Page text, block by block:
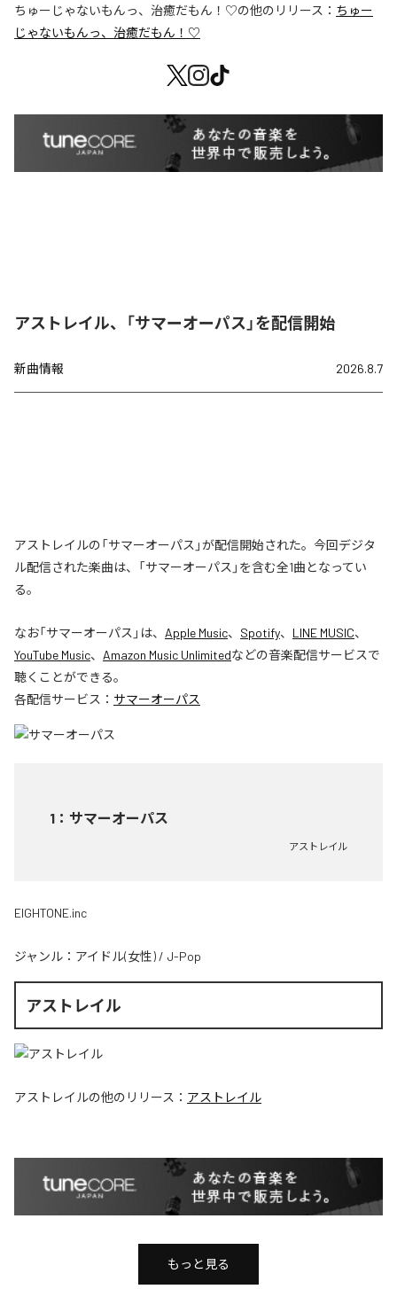
ちゅーじゃないもんっ、治癒だもん！♡の他のリリース： ちゅー
じゃないもんっ、治癒だもん！♡
アストレイル、「サマーオーパス」を配信開始
新曲情報 2026.8.7
アストレイルの「サマーオーパス」が配信開始された。今回デジタ
ル配信された楽曲は、「サマーオーパス」を含む全1曲となってい
る。
なお「サマーオーパス 」は、 Apple Music、 Spotify、 LINE MUSIC、
YouTube Music、 Amazon Music Unlimitedなどの音楽配信サービスで
聴くことができる。
各配信サービス： サマーオーパス
1 ： サマーオーパス
アストレイル
EIGHTONE.inc
ジャンル： アイドル(女性) / J-Pop
アストレイル
アストレイルの他のリリース： アストレイル
もっと見る